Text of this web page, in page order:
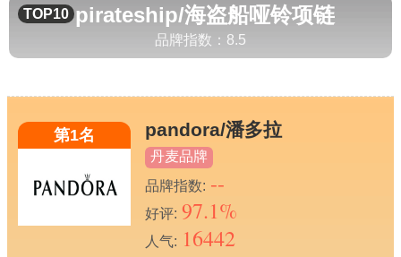
TOP10 pirateship/海盗船哑铃项链
品牌指数： 8.5
第1名 pandora/潘多拉
丹麦品牌
品牌指数: --
好评: 97.1%
人气: 16442